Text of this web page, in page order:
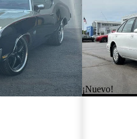
¡Nuevo!